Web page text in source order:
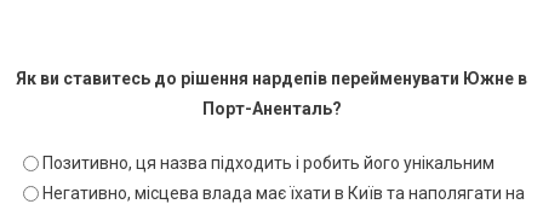
Як ви ставитесь до рішення нардепів перейменувати Южне в
Порт-Аненталь?
Позитивно, ця назва підходить і робить його унікальним
Негативно, місцева влада має їхати в Київ та наполягати на